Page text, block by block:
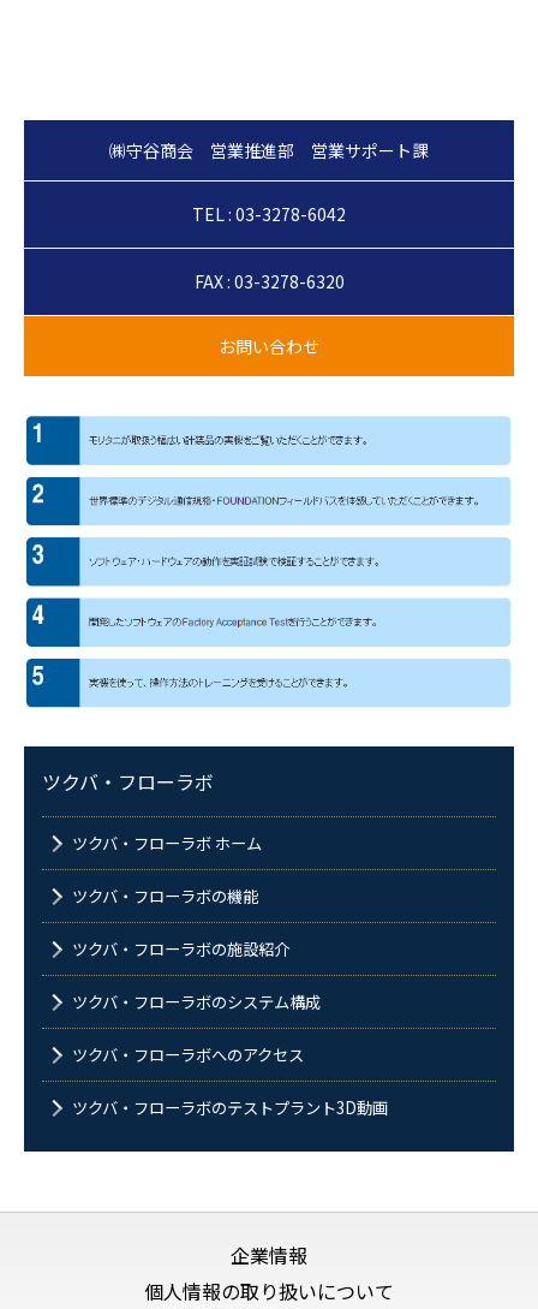
TEL : 03-3278-6042
FAX : 03-3278-6320
ツクバ・フローラボ
ツクバ・フローラボ ホーム
ツクバ・フローラボの機能
ツクバ・フローラボの施設紹介
ツクバ・フローラボのシステム構成
ツクバ・フローラボへのアクセス
ツクバ・フローラボのテストプラント3D動画
企業情報
個人情報の取り扱いについて